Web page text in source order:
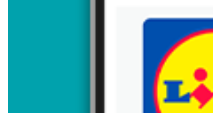
Trafiłeś na nieaktualną gazetkę